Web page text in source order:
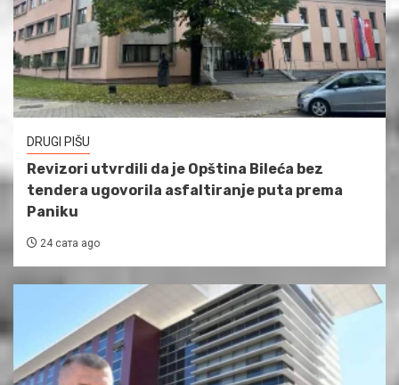
DRUGI PIŠU
Revizori utvrdili da je Opština Bileća bez
tendera ugovorila asfaltiranje puta prema
Paniku
24 сата ago